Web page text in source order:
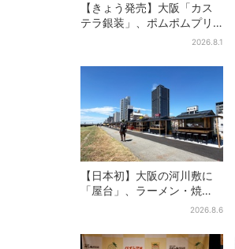
【きょう発売】大阪「カス
テラ銀装」、ポムポムプリ
ンと初コラボ 紙袋まで限
2026.8.1
【日本初】大阪の河川敷に
「屋台」、ラーメン・焼
肉・しゃぶしゃぶ・カフェ
2026.8.6